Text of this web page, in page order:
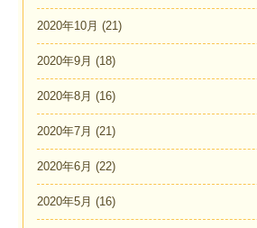
2020年10月 (21)
2020年9月 (18)
2020年8月 (16)
2020年7月 (21)
2020年6月 (22)
2020年5月 (16)